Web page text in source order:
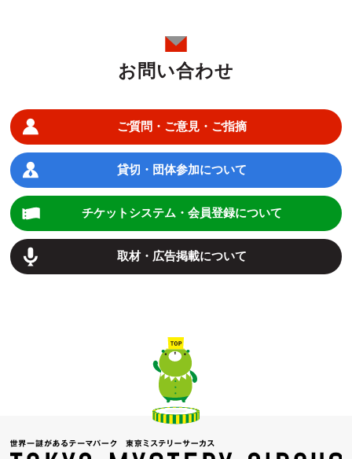
お問い合わせ
ご質問・ご意見・ご指摘
貸切・団体参加について
チケットシステム・会員登録について
取材・広告掲載について